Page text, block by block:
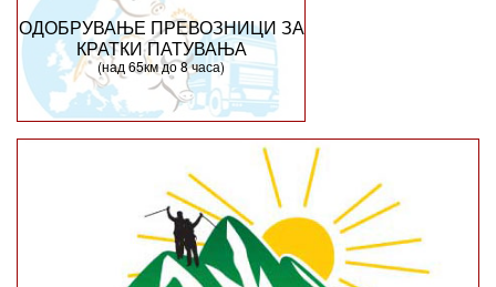
ОДОБРУВАЊЕ ПРЕВОЗНИЦИ ЗА
КРАТКИ ПАТУВАЊА
(над 65км до 8 часа)